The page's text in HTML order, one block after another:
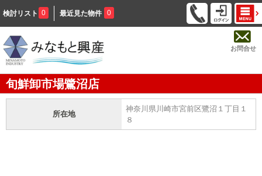
検討リスト 0 最近見た物件 0
お問合せ
旬鮮卸市場鷺沼店
所在地
神奈川県川崎市宮前区鷺沼１丁目１
８